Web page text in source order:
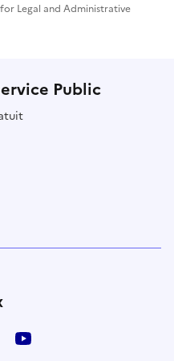
Legal and Administrative
Public
Instagram